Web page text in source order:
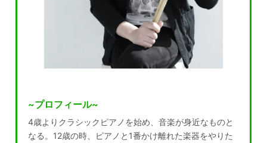
~プロフィール~
4歳よりクラシックピアノを始め、音楽が身近なものと
なる。12歳の時、ピアノと1番かけ離れた楽器をやりた